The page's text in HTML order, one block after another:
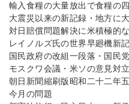
輸入食糧の大量放出で食糧の
大震災以来の新記録・地方に
対日賠償問題解決に米積極的
レイノルズ氏の世界早廻機新
国民政府の改組一段落・国民
モスクワ会議・米ソの意見対
朝日新聞縮刷版昭和二十二年
今月の問題